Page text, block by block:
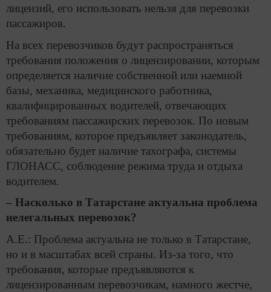
лицензий, его использовать нельзя для перевозки
пассажиров.
На всех перевозчиков будут распространяться
требования положения о лицензировании, которым
определяется наличие собственной или наемной
базы, механика, медицинского работника,
квалифицированных водителей, отвечающих
требованиям пассажирских перевозок. По новым
требованиям, которое предъявляет законодатель,
обязательно будет наличие тахографа, системы
ГЛОНАСС, соблюдение режима труда и отдыха
водителем.
– Насколько в Татарстане актуальна проблема
нелегальных перевозок?
А.Е.: Проблема актуальна не только в Татарстане,
но и в масштабах всей страны. Из-за того, что
требования, которые предъявляются к
лицензированным перевозчикам, намного жестче,